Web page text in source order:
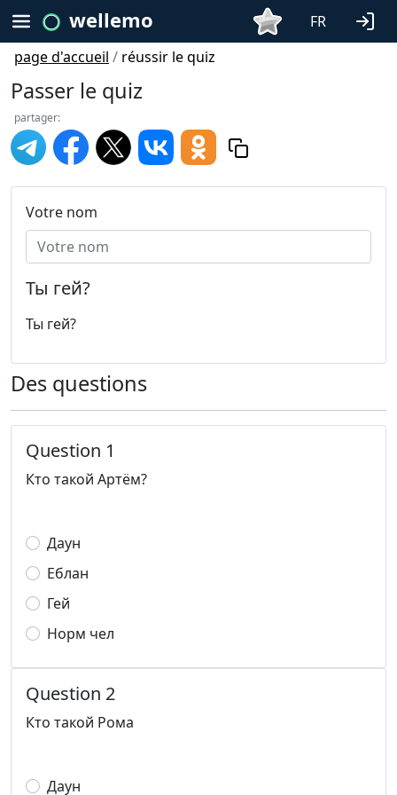
wellemo
FR
page d'accueil / réussir le quiz
Passer le quiz
partager:
Votre nom
Ты гей?
Ты гей?
Des questions
Question 1
Кто такой Артём?
Даун
Еблан
Гей
Норм чел
Question 2
Кто такой Рома
Даун